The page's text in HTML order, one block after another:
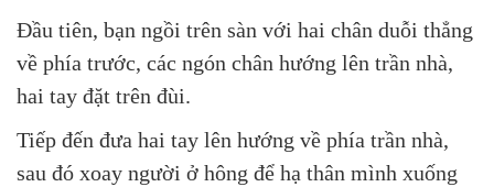
Đầu tiên, bạn ngồi trên sàn với hai chân duỗi thẳng
về phía trước, các ngón chân hướng lên trần nhà,
hai tay đặt trên đùi.
Tiếp đến đưa hai tay lên hướng về phía trần nhà,
sau đó xoay người ở hông để hạ thân mình xuống